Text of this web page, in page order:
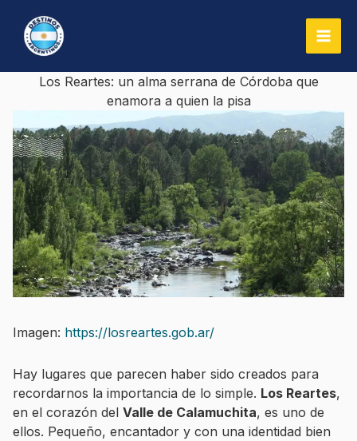
contenido
Los Reartes: un alma serrana de Córdoba que
enamora a quien la pisa
Imagen: https://losreartes.gob.ar/
Hay lugares que parecen haber sido creados para
recordarnos la importancia de lo simple. Los Reartes,
en el corazón del Valle de Calamuchita, es uno de
ellos. Pequeño, encantador y con una identidad bien